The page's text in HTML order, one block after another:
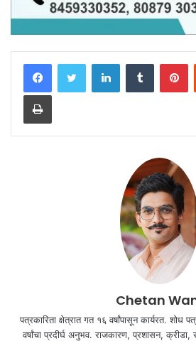
LinkedInTumblr
Print
Chetan
पत्रकारिता क्षेत्रात गत १६ वर्षांपासून कार्यरत. शोध
वर्षांचा प्रदीर्घ अनुभव. राजकारण, प्रशासन,